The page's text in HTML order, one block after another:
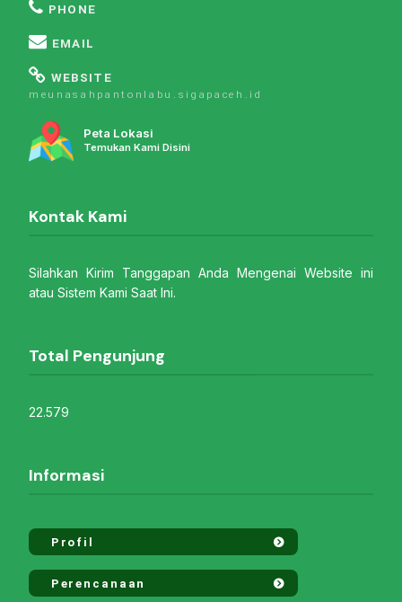
PHONE
EMAIL
WEBSITE
meunasahpantonlabu.sigapaceh.id
Peta Lokasi
Temukan Kami Disini
Kontak Kami
Silahkan Kirim Tanggapan Anda Mengenai Website ini
atau Sistem Kami Saat Ini.
Total Pengunjung
22.579
Informasi
Profil
Perencanaan